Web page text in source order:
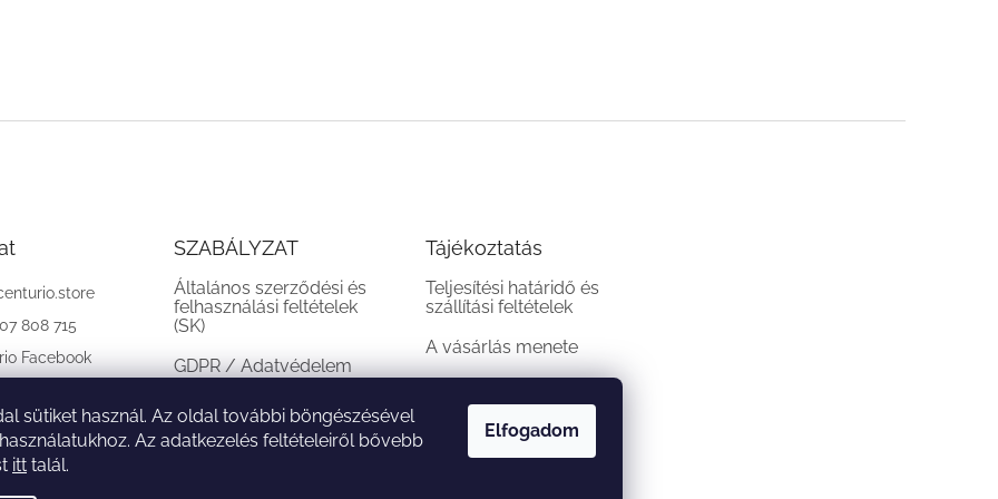
sütiket használ. Az oldal további böngészésével
Az adatkezelés feltételeiről bővebb
itt talál.
Elfogadom
808 715
Facebook
SZABÁLYZAT
Általános szerződési és
felhasználási feltételek
(SK)
GDPR / Adatvédelem
(SK)
Reklamációs feltételek
(SK)
Tájékoztatás
Teljesítési határidő és
szállítási feltételek
A vásárlás menete